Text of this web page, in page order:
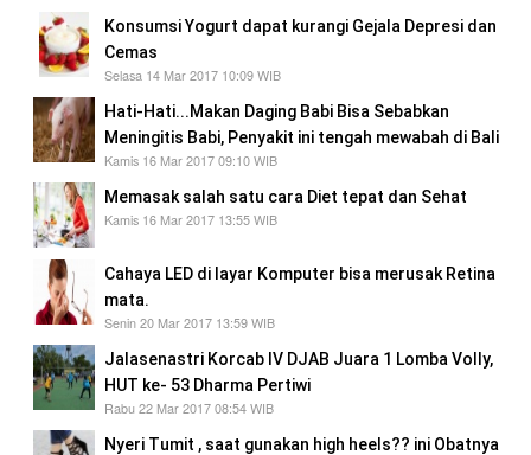
Konsumsi Yogurt dapat kurangi Gejala Depresi dan
Cemas
Selasa 14 Mar 2017 10:09 WIB
Hati-Hati...Makan Daging Babi Bisa Sebabkan
Meningitis Babi, Penyakit ini tengah mewabah di Bali
Kamis 16 Mar 2017 09:10 WIB
Memasak salah satu cara Diet tepat dan Sehat
Kamis 16 Mar 2017 13:55 WIB
Cahaya LED di layar Komputer bisa merusak Retina
mata.
Senin 20 Mar 2017 13:59 WIB
Jalasenastri Korcab IV DJAB Juara 1 Lomba Volly,
HUT ke- 53 Dharma Pertiwi
Rabu 22 Mar 2017 08:54 WIB
Nyeri Tumit , saat gunakan high heels?? ini Obatnya